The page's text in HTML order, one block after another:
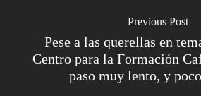
Previous Post
Pese a las querellas en
Centro para la Formación
paso muy lento, y